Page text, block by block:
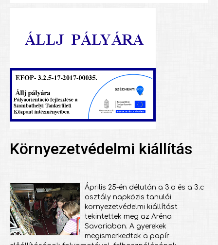
Környezetvédelmi kiállítás
Április 25-én délután a 3.a és a 3.c
osztály napközis tanulói
környezetvédelmi kiállítást
tekintettek meg az Aréna
Savariaban. A gyerekek
megismerkedtek a papír